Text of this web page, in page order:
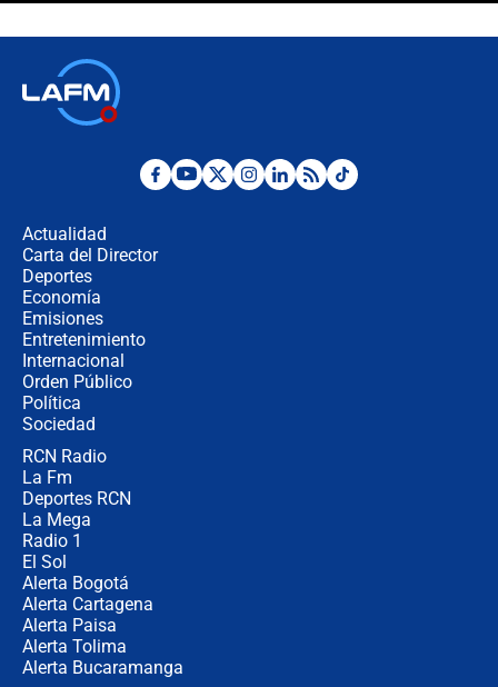
Posesión de Abelardo De La Espriella
Actualidad
Carta del Director
Deportes
Economía
Emisiones
Entretenimiento
Internacional
Orden Público
Política
Sociedad
RCN Radio
La Fm
Deportes RCN
La Mega
Radio 1
El Sol
Alerta Bogotá
Alerta Cartagena
Alerta Paisa
Alerta Tolima
Alerta Bucaramanga